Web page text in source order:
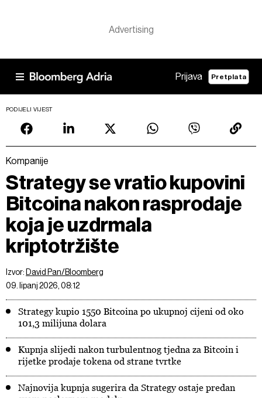
Prijava Pretplata
PODIJELI VIJEST
Kompanije
Strategy se vratio kupovini
Bitcoina nakon rasprodaje
koja je uzdrmala
kriptotržište
Izvor: David Pan/Bloomberg
09. lipanj 2026, 08:12
Strategy kupio 1550 Bitcoina po ukupnoj cijeni od oko
101,3 milijuna dolara
Kupnja slijedi nakon turbulentnog tjedna za Bitcoin i
rijetke prodaje tokena od strane tvrtke
Najnovija kupnja sugerira da Strategy ostaje predan